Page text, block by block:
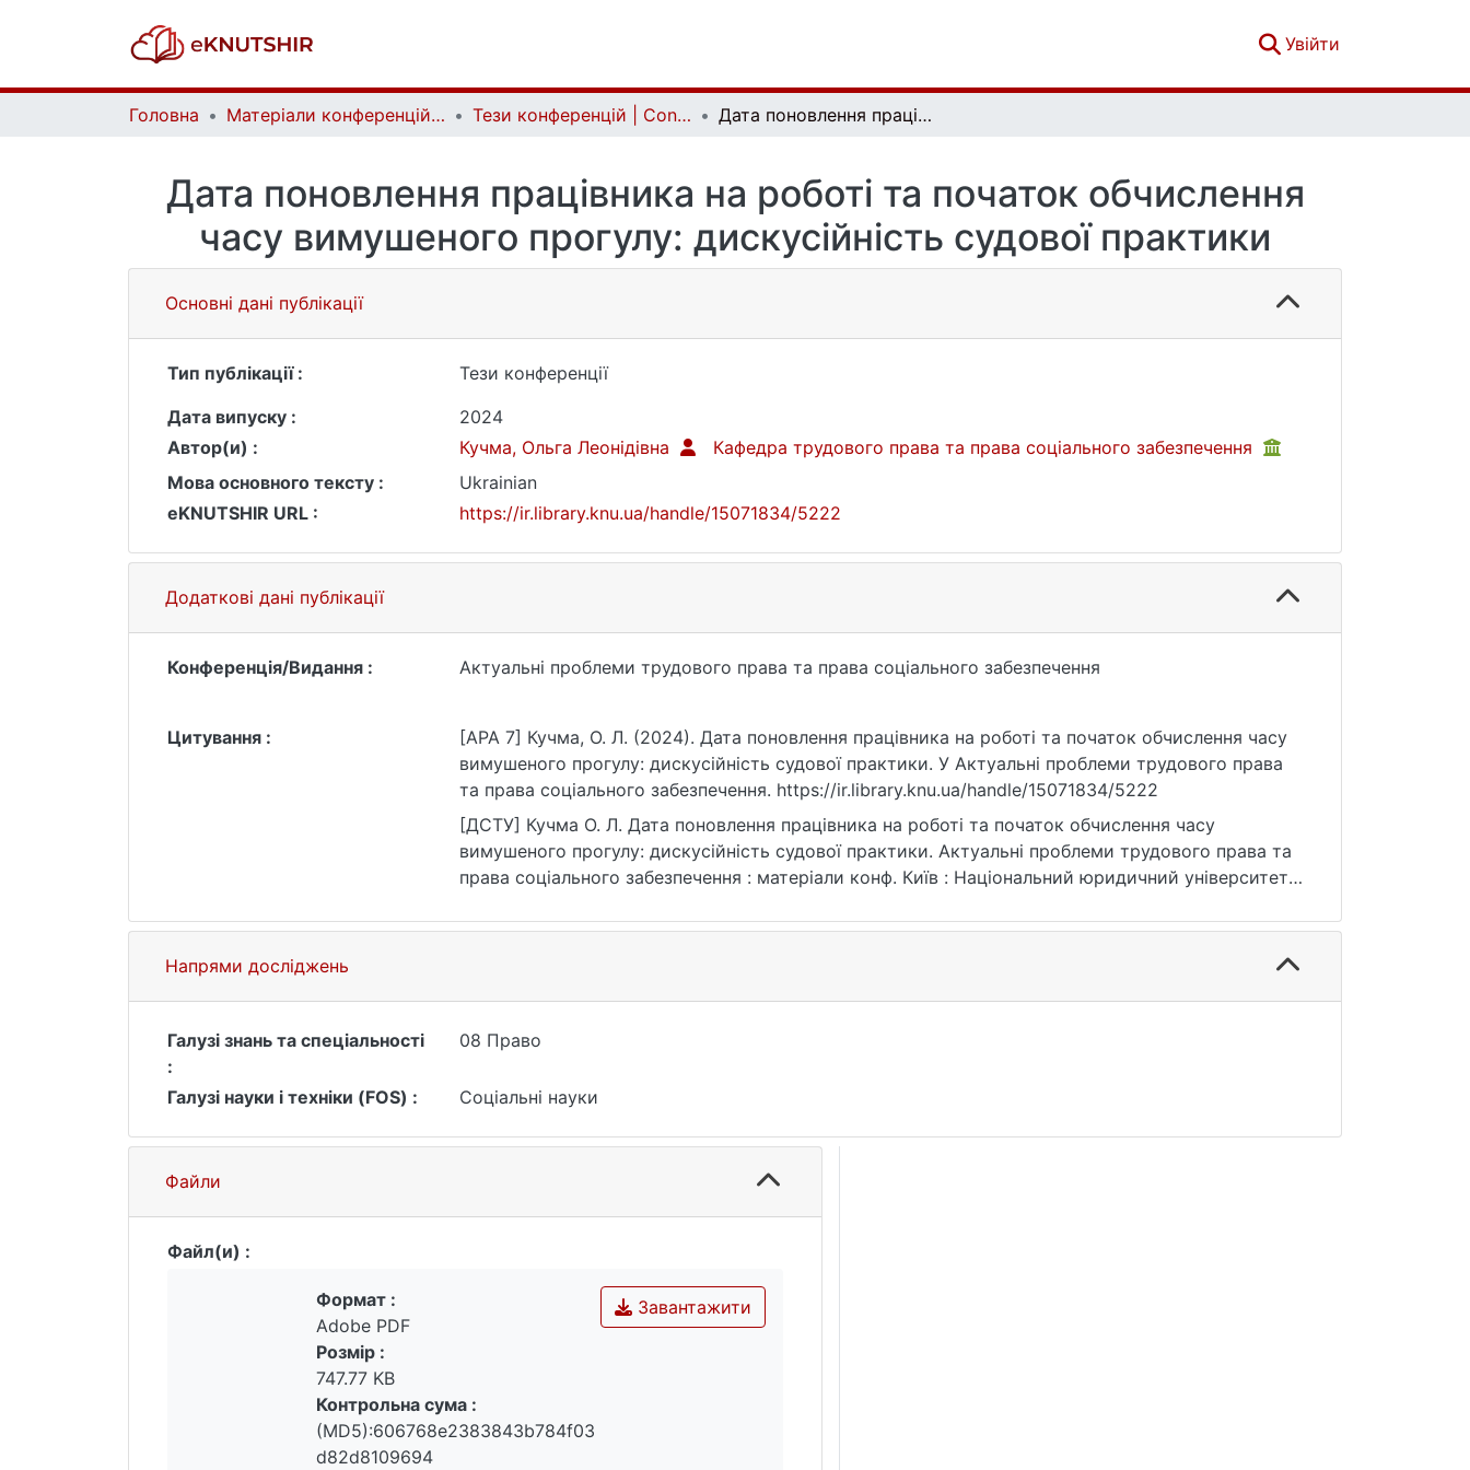
Увійти
Головна Матеріали конференцій | Conference materials Тези конференцій | Conference papers Дата поновлення працівника на роботі та початок обчислення часу вимушеного прогулу: дискусійність судової практики
Дата поновлення працівника на роботі та початок обчислення
часу вимушеного прогулу: дискусійність судової практики
Основні дані публікації
Тип публікації :
Тези конференції
Дата випуску :
2024
Автор(и) :
Кучма, Ольга Леонідівна
Кафедра трудового права та права соціального забезпечення
Мова основного тексту :
Ukrainian
eKNUTSHIR URL :
https://ir.library.knu.ua/handle/15071834/5222
Додаткові дані публікації
Конференція/Видання : Актуальні проблеми трудового права та права соціального забезпечення
Цитування :
[APA 7] Кучма, О. Л. (2024). Дата поновлення працівника на роботі та початок обчислення часу
вимушеного прогулу: дискусійність судової практики. У Актуальні проблеми трудового права
та права соціального забезпечення. https://ir.library.knu.ua/handle/15071834/5222
[ДСТУ] Кучма О. Л. Дата поновлення працівника на роботі та початок обчислення часу
вимушеного прогулу: дискусійність судової практики. Актуальні проблеми трудового права та
права соціального забезпечення : матеріали конф. Київ : Національний юридичний університет
звернення: 25.07.2026).
Напрями досліджень
Галузі знань та спеціальності
:
08 Право
Галузі науки і техніки (FOS) : Соціальні науки
Файли
Файл(и) :
Завантажити
Формат :
Adobe PDF
Розмір :
747.77 KB
Контрольна сума :
(MD5):606768e2383843b784f03
d82d8109694